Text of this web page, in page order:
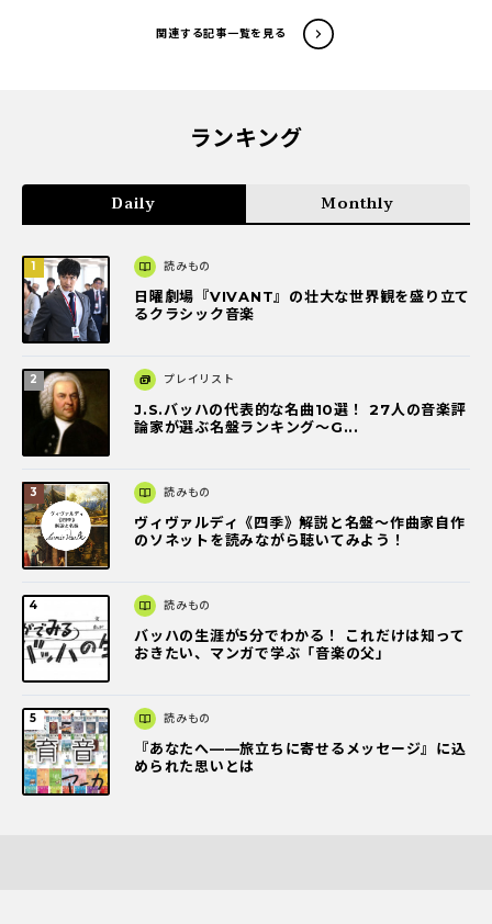
関連する記事一覧を見る
ランキング
Daily Monthly
読みもの
日曜劇場『VIVANT』の壮大な世界観を盛り立て
るクラシック音楽
プレイリスト
J.S.バッハの代表的な名曲10選！ 27人の音楽評
論家が選ぶ名盤ランキング〜G...
読みもの
ヴィヴァルディ《四季》解説と名盤～作曲家自作
のソネットを読みながら聴いてみよう！
読みもの
バッハの生涯が5分でわかる！ これだけは知って
おきたい、マンガで学ぶ「音楽の父」
読みもの
『あなたへ――旅立ちに寄せるメッセージ』に込
められた思いとは